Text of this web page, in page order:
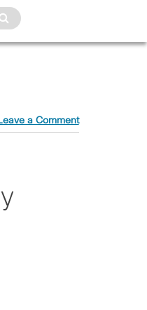
a Comment